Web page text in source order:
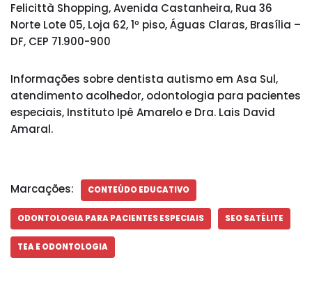
Felicittà Shopping, Avenida Castanheira, Rua 36
Norte Lote 05, Loja 62, 1º piso, Águas Claras, Brasília –
DF, CEP 71.900-900
Informações sobre dentista autismo em Asa Sul,
atendimento acolhedor, odontologia para pacientes
especiais, Instituto Ipê Amarelo e Dra. Lais David
Amaral.
Marcações: CONTEÚDO EDUCATIVO
ODONTOLOGIA PARA PACIENTES ESPECIAIS SEO SATÉLITE
TEA E ODONTOLOGIA